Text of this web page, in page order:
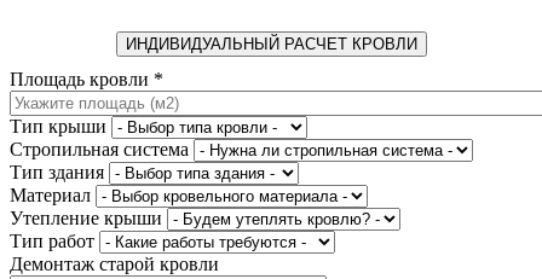
ИНДИВИДУАЛЬНЫЙ РАСЧЕТ КРОВЛИ
Площадь кровли *
Тип крыши
Стропильная система
Тип здания
Материал
Утепление крыши
Тип работ
Демонтаж старой кровли